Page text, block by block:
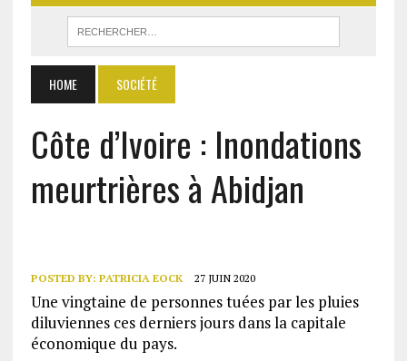
HOME SOCIÉTÉ
Côte d’Ivoire : Inondations
meurtrières à Abidjan
POSTED BY: PATRICIA EOCK 27 JUIN 2020
Une vingtaine de personnes tuées par les pluies
diluviennes ces derniers jours dans la capitale
économique du pays.